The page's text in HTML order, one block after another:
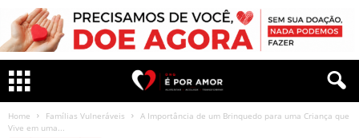
Home Famílias Vulneráveis
A Importância de um Brinquedo para uma Criança que
Vive em uma...